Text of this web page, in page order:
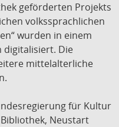
geförderten Projekts
volkssprachlichen
wurden in einem
digitalisiert. Die
mittelalterliche
für Kultur
Neustart